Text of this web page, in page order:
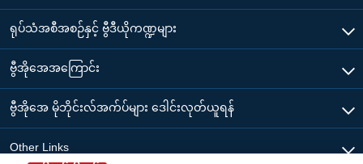
ရုပ်သံအစီအစဉ်နှင့် ဗွီဒီယိုကဏ္ဍများ
ဗွီအိုအေအကြောင်း
ဗွီအိုအေ မိုဘိုင်းလ်အက်ပ်များ ဒေါင်းလုတ်ယူရန်
Other Links